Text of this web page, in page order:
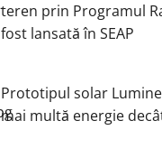
teren prin Programul
fost lansată în SEAP
Prototipul solar
mai multă energie